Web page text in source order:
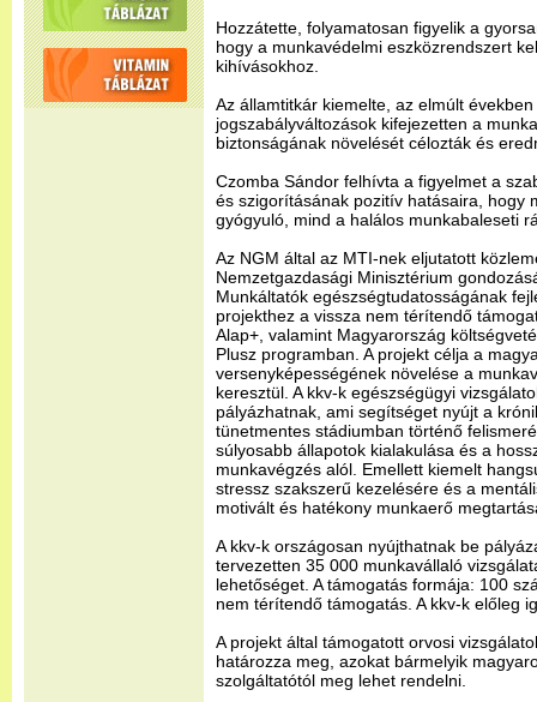
Hozzátette, folyamatosan figyelik a
hogy a munkavédelmi eszközrendszert
kihívásokhoz.
Az államtitkár kiemelte, az elmúlt
jogszabályváltozások kifejezetten a
biztonságának növelését célozták és
Czomba Sándor felhívta a figyelmet a
és szigorításának pozitív hatásaira, hogy
gyógyuló, mind a halálos munkabaleseti
Az NGM által az MTI-nek eljutatott
Nemzetgazdasági Minisztérium
Munkáltatók egészségtudatosságának
projekthez a vissza nem térítendő
Alap+, valamint Magyarország
Plusz programban. A projekt célja a
versenyképességének növelése a
keresztül. A kkv-k egészségügyi
pályázhatnak, ami segítséget nyújt a
tünetmentes stádiumban történő
súlyosabb állapotok kialakulása és a
munkavégzés alól. Emellett kiemelt
stressz szakszerű kezelésére és a
motivált és hatékony munkaerő
A kkv-k országosan nyújthatnak be
tervezetten 35 000 munkavállaló
lehetőséget. A támogatás formája: 100
nem térítendő támogatás. A kkv-k előleg
A projekt által támogatott orvosi
határozza meg, azokat bármelyik
szolgáltatótól meg lehet rendelni.